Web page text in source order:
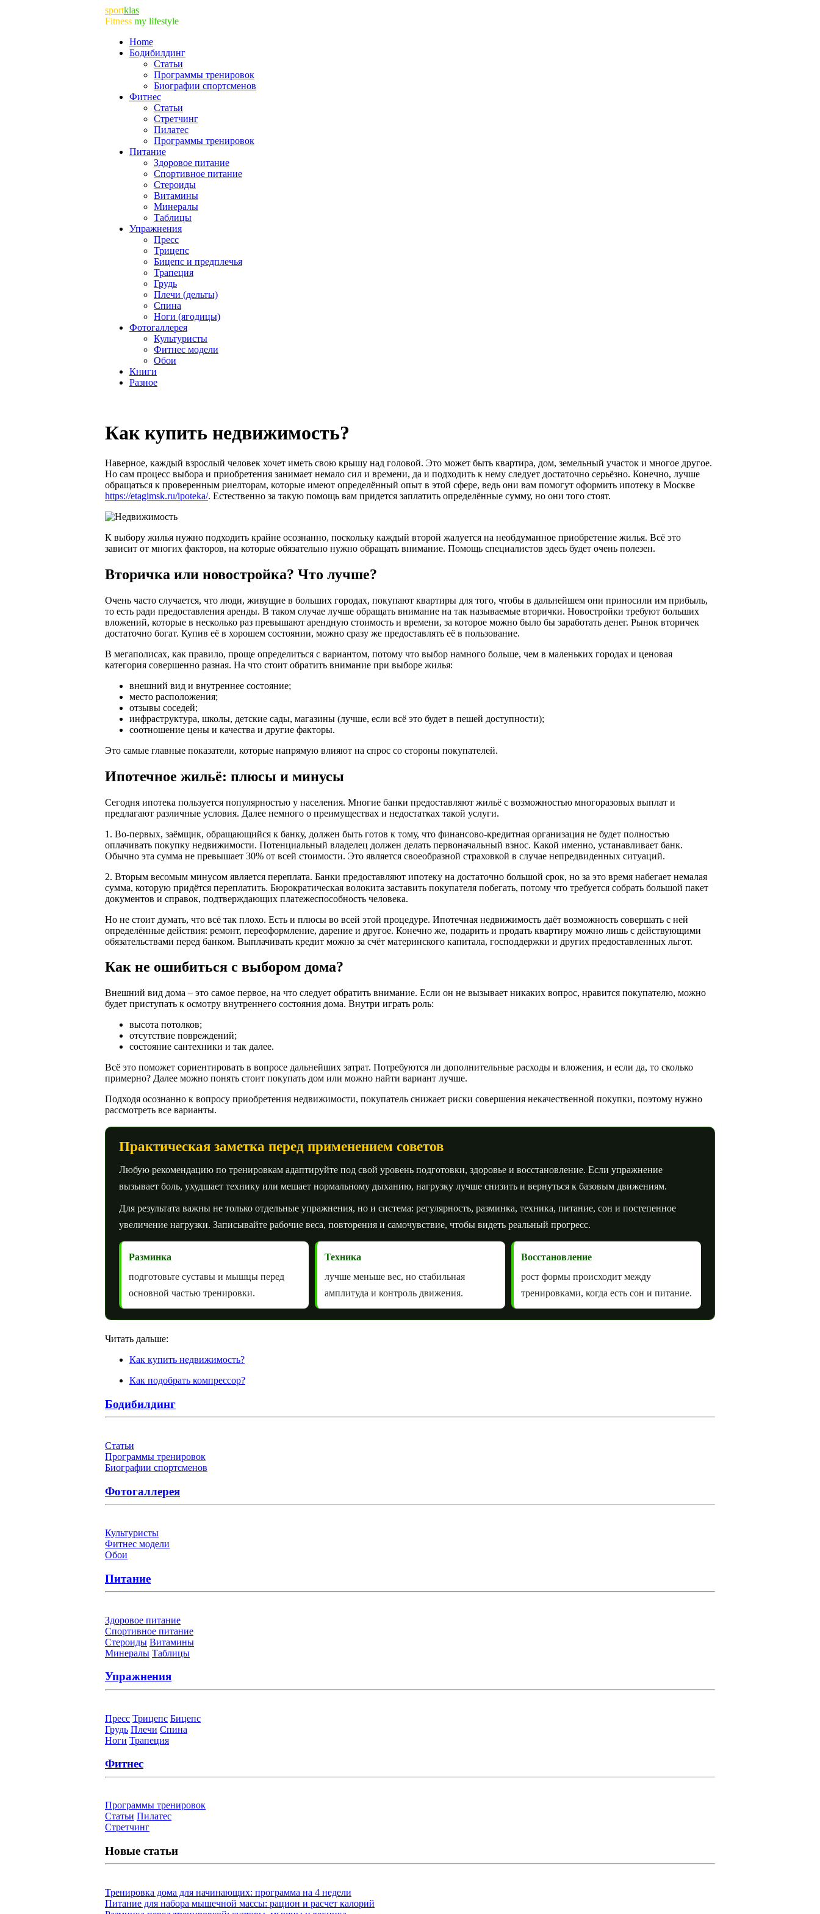
sportklas
Fitness my lifestyle
Home
Бодибилдинг
Статьи
Программы тренировок
Биографии спортсменов
Фитнес
Статьи
Cтретчинг
Пилатес
Программы тренировок
Питание
Здоровое питание
Спортивное питание
Стероиды
Витамины
Минералы
Таблицы
Упражнения
Пресс
Трицепс
Бицепс и предплечья
Трапеция
Грудь
Плечи (дельты)
Спина
Ноги (ягодицы)
Фотогаллерея
Культуристы
Фитнес модели
Обои
Книги
Разное
Как купить недвижимость?
Наверное, каждый взрослый человек хочет иметь свою крышу над головой. Это может быть квартира, дом, земельный участок и многое другое.
Но сам процесс выбора и приобретения занимает немало сил и времени, да и подходить к нему следует достаточно серьёзно. Конечно, лучше
обращаться к проверенным риелторам, которые имеют определённый опыт в этой сфере, ведь они вам помогут оформить ипотеку в Москве
https://etagimsk.ru/ipoteka/. Естественно за такую помощь вам придется заплатить определённые сумму, но они того стоят.
К выбору жилья нужно подходить крайне осознанно, поскольку каждый второй жалуется на необдуманное приобретение жилья. Всё это
зависит от многих факторов, на которые обязательно нужно обращать внимание. Помощь специалистов здесь будет очень полезен.
Вторичка или новостройка? Что лучше?
Очень часто случается, что люди, живущие в больших городах, покупают квартиры для того, чтобы в дальнейшем они приносили им прибыль,
то есть ради предоставления аренды. В таком случае лучше обращать внимание на так называемые вторички. Новостройки требуют больших
вложений, которые в несколько раз превышают арендную стоимость и времени, за которое можно было бы заработать денег. Рынок вторичек
достаточно богат. Купив её в хорошем состоянии, можно сразу же предоставлять её в пользование.
В мегаполисах, как правило, проще определиться с вариантом, потому что выбор намного больше, чем в маленьких городах и ценовая
категория совершенно разная. На что стоит обратить внимание при выборе жилья:
внешний вид и внутреннее состояние;
место расположения;
отзывы соседей;
инфраструктура, школы, детские сады, магазины (лучше, если всё это будет в пешей доступности);
соотношение цены и качества и другие факторы.
Это самые главные показатели, которые напрямую влияют на спрос со стороны покупателей.
Ипотечное жильё: плюсы и минусы
Сегодня ипотека пользуется популярностью у населения. Многие банки предоставляют жильё с возможностью многоразовых выплат и
предлагают различные условия. Далее немного о преимуществах и недостатках такой услуги.
1. Во-первых, заёмщик, обращающийся к банку, должен быть готов к тому, что финансово-кредитная организация не будет полностью
оплачивать покупку недвижимости. Потенциальный владелец должен делать первоначальный взнос. Какой именно, устанавливает банк.
Обычно эта сумма не превышает 30% от всей стоимости. Это является своеобразной страховкой в случае непредвиденных ситуаций.
2. Вторым весомым минусом является переплата. Банки предоставляют ипотеку на достаточно большой срок, но за это время набегает немалая
сумма, которую придётся переплатить. Бюрократическая волокита заставить покупателя побегать, потому что требуется собрать большой пакет
документов и справок, подтверждающих платежеспособность человека.
Но не стоит думать, что всё так плохо. Есть и плюсы во всей этой процедуре. Ипотечная недвижимость даёт возможность совершать с ней
определённые действия: ремонт, переоформление, дарение и другое. Конечно же, подарить и продать квартиру можно лишь с действующими
обязательствами перед банком. Выплачивать кредит можно за счёт материнского капитала, господдержки и других предоставленных льгот.
Как не ошибиться с выбором дома?
Внешний вид дома – это самое первое, на что следует обратить внимание. Если он не вызывает никаких вопрос, нравится покупателю, можно
будет приступать к осмотру внутреннего состояния дома. Внутри играть роль:
высота потолков;
отсутствие повреждений;
состояние сантехники и так далее.
Всё это поможет сориентировать в вопросе дальнейших затрат. Потребуются ли дополнительные расходы и вложения, и если да, то сколько
примерно? Далее можно понять стоит покупать дом или можно найти вариант лучше.
Подходя осознанно к вопросу приобретения недвижимости, покупатель снижает риски совершения некачественной покупки, поэтому нужно
рассмотреть все варианты.
Практическая заметка перед применением советов
Любую рекомендацию по тренировкам адаптируйте под свой уровень подготовки, здоровье и восстановление. Если упражнение
вызывает боль, ухудшает технику или мешает нормальному дыханию, нагрузку лучше снизить и вернуться к базовым движениям.
Для результата важны не только отдельные упражнения, но и система: регулярность, разминка, техника, питание, сон и постепенное
увеличение нагрузки. Записывайте рабочие веса, повторения и самочувствие, чтобы видеть реальный прогресс.
Разминка
подготовьте суставы и мышцы перед
основной частью тренировки.
Техника
лучше меньше вес, но стабильная
амплитуда и контроль движения.
Восстановление
рост формы происходит между
тренировками, когда есть сон и питание.
Читать дальше:
Как купить недвижимость?
Как подобрать компрессор?
Бодибилдинг
Статьи
Программы тренировок
Биографии спортсменов
Фотогаллерея
Культуристы
Фитнес модели
Обои
Питание
Здоровое питание
Спортивное питание
Стероиды Витамины
Минералы Таблицы
Упражнения
Пресс Трицепс Бицепс
Грудь Плечи Спина
Ноги Трапеция
Фитнес
Программы тренировок
Статьи Пилатес
Cтретчинг
Новые статьи
Тренировка дома для начинающих: программа на 4 недели
Питание для набора мышечной массы: рацион и расчет калорий